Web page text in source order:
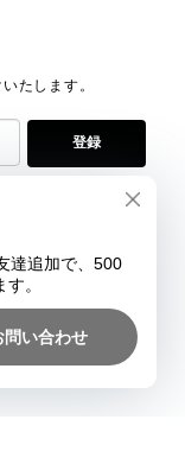
たします。
登録